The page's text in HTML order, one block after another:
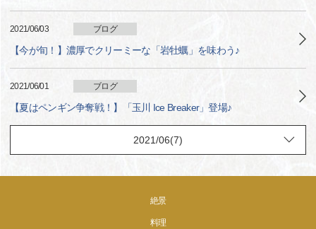
2021/06/03 ブログ
【今が旬！】濃厚でクリーミーな「岩牡蠣」を味わう♪
2021/06/01 ブログ
【夏はペンギン争奪戦！】「玉川 Ice Breaker」登場♪
絶景
料理